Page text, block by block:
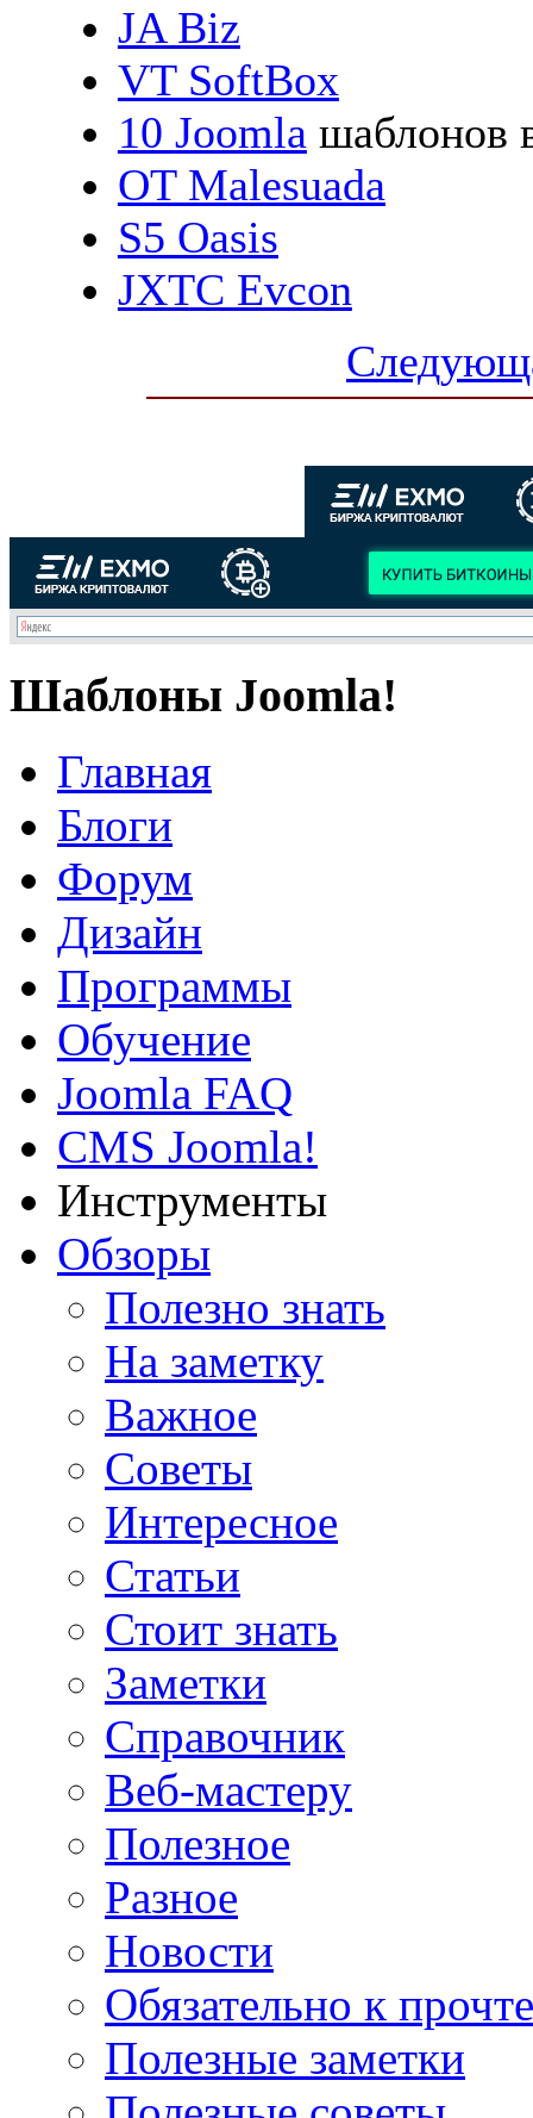
JA Biz
VT SoftBox
10 Joomla шаблонов
OT Malesuada
S5 Oasis
JXTC Evcon
Шаблоны Joomla!
Главная
Блоги
Форум
Дизайн
Программы
Обучение
Joomla FAQ
CMS Joomla!
Инструменты
Обзоры
Полезно знать
На заметку
Важное
Советы
Интересное
Статьи
Стоит знать
Заметки
Справочник
Веб-мастеру
Полезное
Разное
Новости
Обязательно к
Полезные заметки